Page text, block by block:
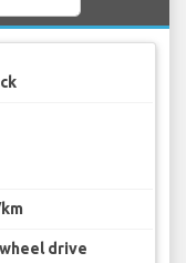
drive